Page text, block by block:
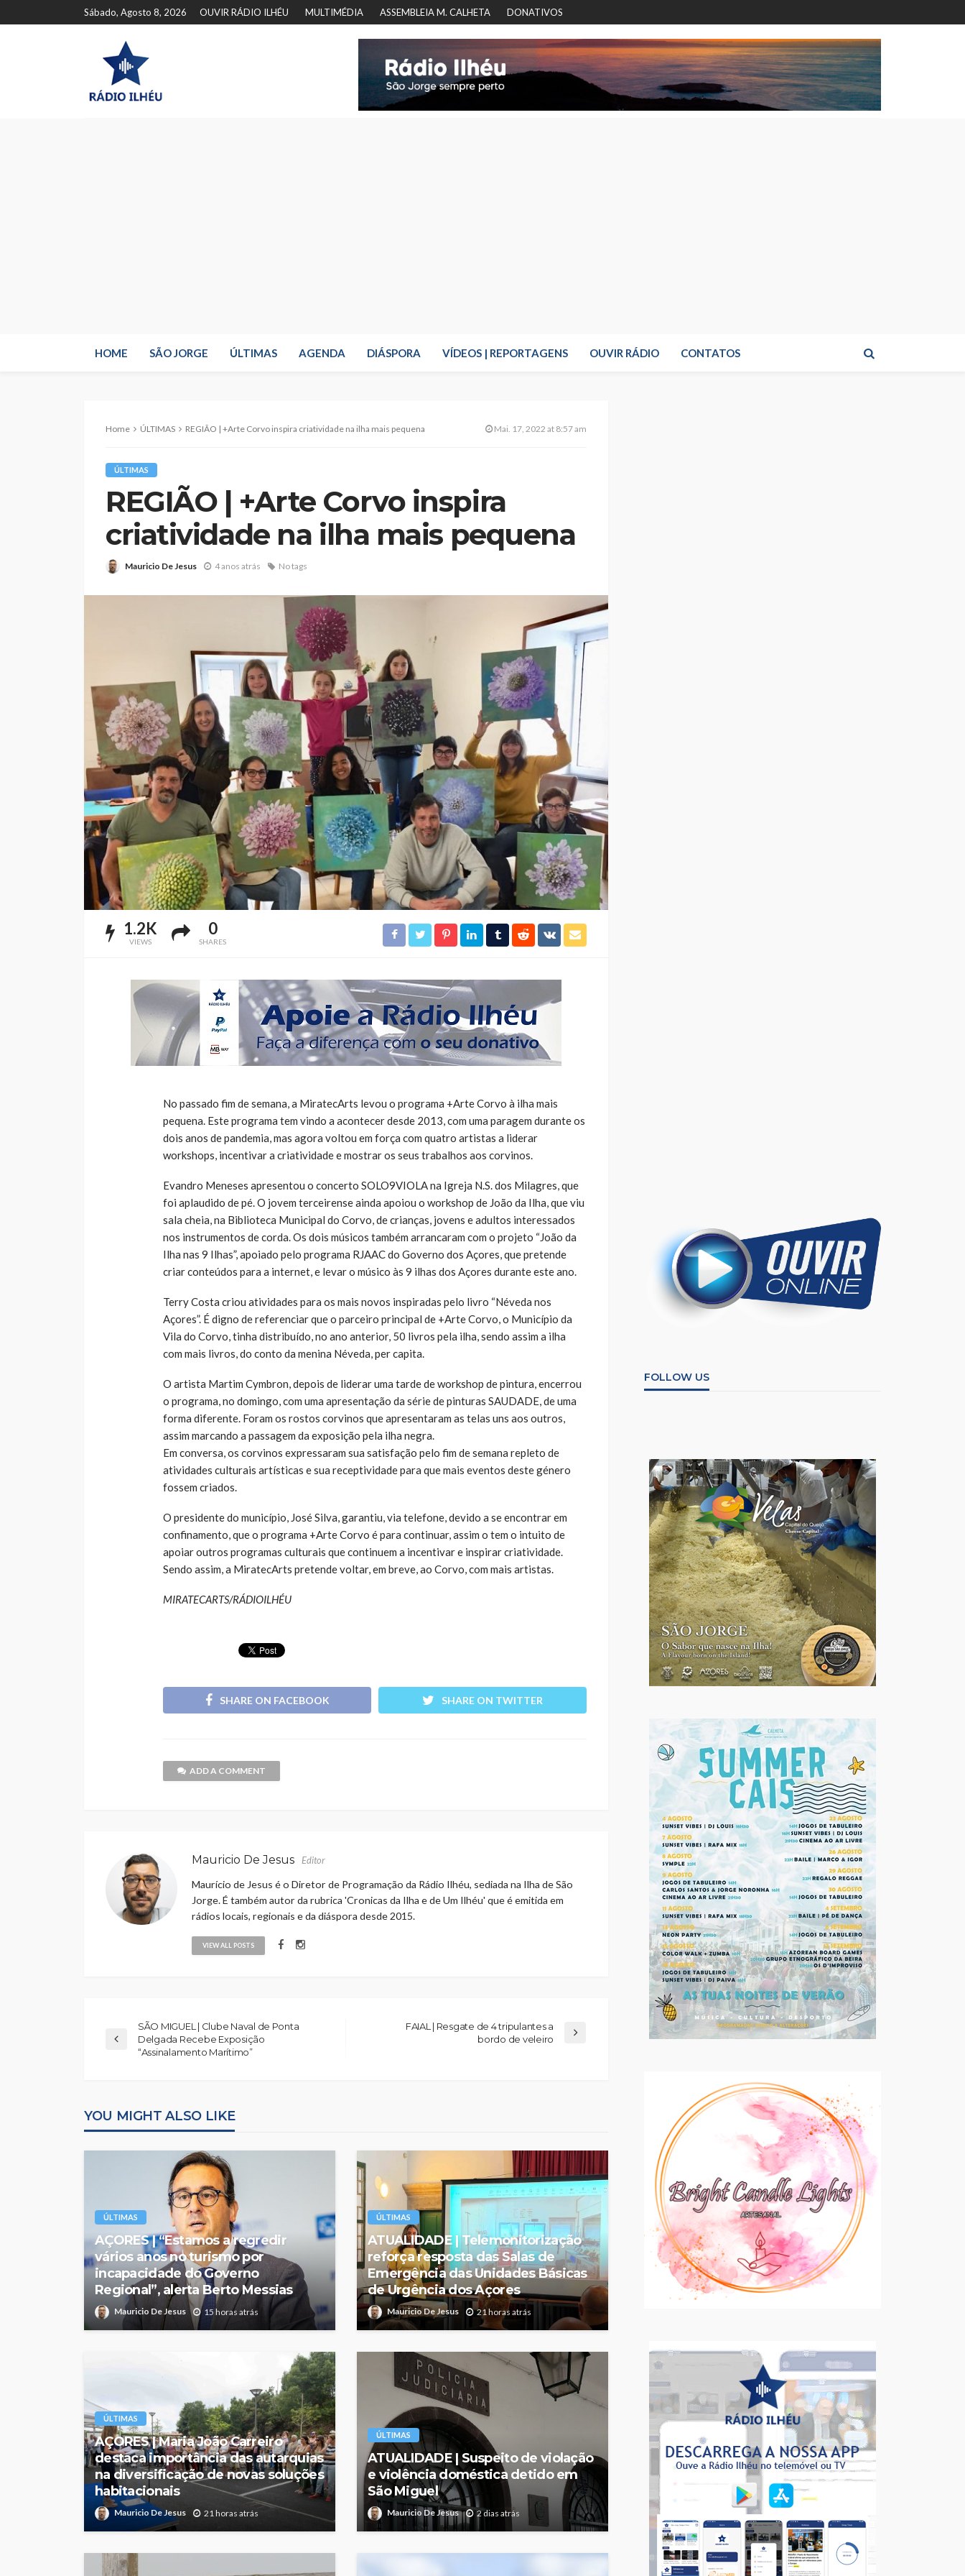
Sábado, Agosto 8, 2026 OUVIR RÁDIO ILHÉU MULTIMÉDIA ASSEMBLEIA M. CALHETA DONATIVOS
HOME SÃO JORGE ÚLTIMAS AGENDA DIÁSPORA VÍDEOS | REPORTAGENS OUVIR RÁDIO CONTATOS
Home ÚLTIMAS REGIÃO | +Arte Corvo inspira criatividade na ilha mais pequena Mai. 17, 2022 at 8:57 am
ÚLTIMAS
REGIÃO | +Arte Corvo inspira
criatividade na ilha mais pequena
Mauricio De Jesus 4 anos atrás No tags
1.2K
VIEWS
0
SHARES
No passado fim de semana, a MiratecArts levou o programa +Arte Corvo à ilha mais
pequena. Este programa tem vindo a acontecer desde 2013, com uma paragem durante os
dois anos de pandemia, mas agora voltou em força com quatro artistas a liderar
workshops, incentivar a criatividade e mostrar os seus trabalhos aos corvinos.
Evandro Meneses apresentou o concerto SOLO9VIOLA na Igreja N.S. dos Milagres, que
foi aplaudido de pé. O jovem terceirense ainda apoiou o workshop de João da Ilha, que viu
sala cheia, na Biblioteca Municipal do Corvo, de crianças, jovens e adultos interessados
nos instrumentos de corda. Os dois músicos também arrancaram com o projeto “João da
Ilha nas 9 Ilhas”, apoiado pelo programa RJAAC do Governo dos Açores, que pretende
criar conteúdos para a internet, e levar o músico às 9 ilhas dos Açores durante este ano.
Terry Costa criou atividades para os mais novos inspiradas pelo livro “Néveda nos
Açores”. É digno de referenciar que o parceiro principal de +Arte Corvo, o Município da
Vila do Corvo, tinha distribuído, no ano anterior, 50 livros pela ilha, sendo assim a ilha
com mais livros, do conto da menina Néveda, per capita.
O artista Martim Cymbron, depois de liderar uma tarde de workshop de pintura, encerrou
o programa, no domingo, com uma apresentação da série de pinturas SAUDADE, de uma
forma diferente. Foram os rostos corvinos que apresentaram as telas uns aos outros,
assim marcando a passagem da exposição pela ilha negra.
Em conversa, os corvinos expressaram sua satisfação pelo fim de semana repleto de
atividades culturais artísticas e sua receptividade para que mais eventos deste género
fossem criados.
O presidente do município, José Silva, garantiu, via telefone, devido a se encontrar em
confinamento, que o programa +Arte Corvo é para continuar, assim o tem o intuito de
apoiar outros programas culturais que continuem a incentivar e inspirar criatividade.
Sendo assim, a MiratecArts pretende voltar, em breve, ao Corvo, com mais artistas.
MIRATECARTS/RÁDIOILHÉU
SHARE ON FACEBOOK SHARE ON TWITTER
ADD A COMMENT
Mauricio De Jesus Editor
Maurício de Jesus é o Diretor de Programação da Rádio Ilhéu, sediada na Ilha de São
Jorge. É também autor da rubrica 'Cronicas da Ilha e de Um Ilhéu' que é emitida em
rádios locais, regionais e da diáspora desde 2015.
VIEW ALL POSTS
SÃO MIGUEL | Clube Naval de Ponta
Delgada Recebe Exposição
“Assinalamento Marítimo”
FAIAL | Resgate de 4 tripulantes a
bordo de veleiro
YOU MIGHT ALSO LIKE
ÚLTIMAS
AÇORES | “Estamos a regredir
vários anos no turismo por
incapacidade do Governo
Regional”, alerta Berto Messias
Mauricio De Jesus 15 horas atrás
ÚLTIMAS
ATUALIDADE | Telemonitorização
reforça resposta das Salas de
Emergência das Unidades Básicas
de Urgência dos Açores
Mauricio De Jesus 21 horas atrás
ÚLTIMAS
AÇORES | Maria João Carreiro
destaca importância das autarquias
na diversificação de novas soluções
habitacionais
Mauricio De Jesus 21 horas atrás
ÚLTIMAS
ATUALIDADE | Suspeito de violação
e violência doméstica detido em
São Miguel
Mauricio De Jesus 2 dias atrás
FOLLOW US